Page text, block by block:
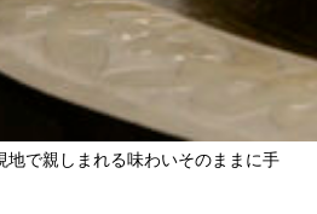
地で親しまれる味わいそのままに手